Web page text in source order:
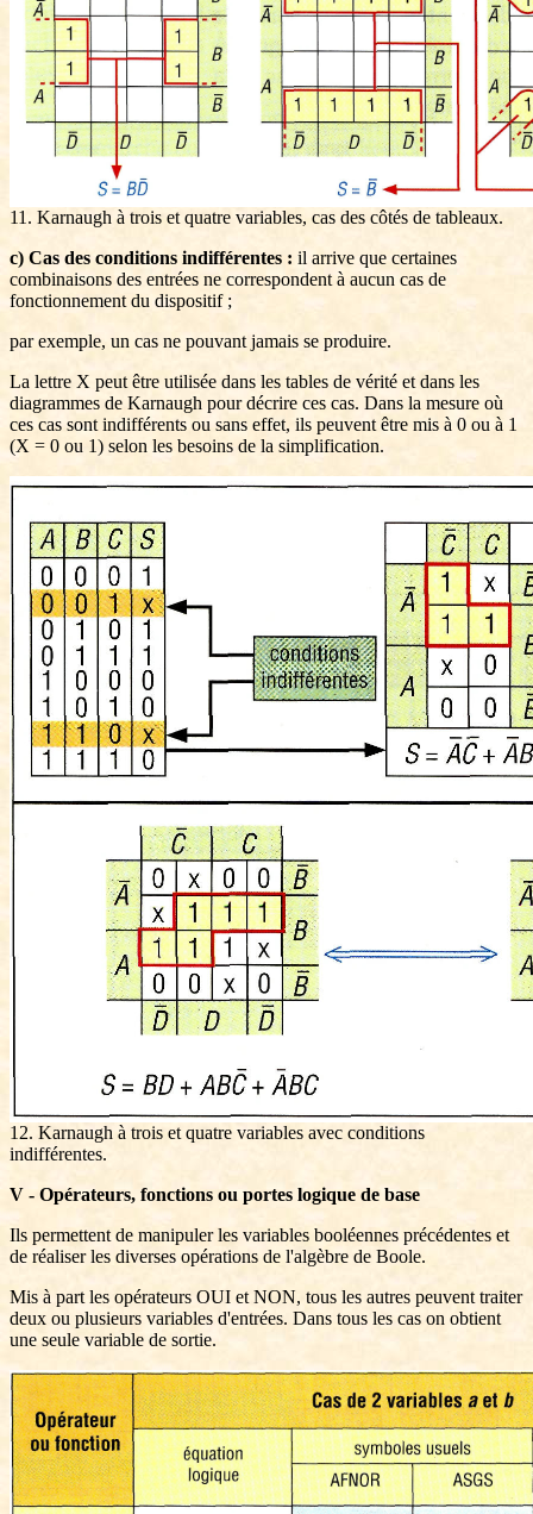
11. Karnaugh à trois et quatre variables, cas des côtés de tableaux.
c) Cas des conditions indifférentes : il arrive que certaines
combinaisons des entrées ne correspondent à aucun cas de
fonctionnement du dispositif ;
par exemple, un cas ne pouvant jamais se produire.
La lettre X peut être utilisée dans les tables de vérité et dans les
diagrammes de Karnaugh pour décrire ces cas. Dans la mesure où
ces cas sont indifférents ou sans effet, ils peuvent être mis à 0 ou à 1
(X = 0 ou 1) selon les besoins de la simplification.
12. Karnaugh à trois et quatre variables avec conditions
indifférentes.
V - Opérateurs, fonctions ou portes logique de base
Ils permettent de manipuler les variables booléennes précédentes et
de réaliser les diverses opérations de l'algèbre de Boole.
Mis à part les opérateurs OUI et NON, tous les autres peuvent traiter
deux ou plusieurs variables d'entrées. Dans tous les cas on obtient
une seule variable de sortie.